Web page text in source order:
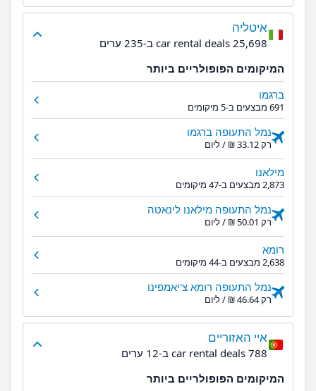
איטליה
25,698 car rental deals ב-235 ערים
המיקומים הפופולריים ביותר
ברגמו
691 מבצעים ב-5 מיקומים
נמל התעופה ברגמו
רק ‏33.12 ‏₪ / ליום
מילאנו
2,873 מבצעים ב-47 מיקומים
נמל התעופה מילאנו לינאטה
רק ‏50.01 ‏₪ / ליום
רומא
2,638 מבצעים ב-44 מיקומים
נמל התעופה רומא צ'יאמפינו
רק ‏46.64 ‏₪ / ליום
איי האזוריים
788 car rental deals ב-12 ערים
המיקומים הפופולריים ביותר